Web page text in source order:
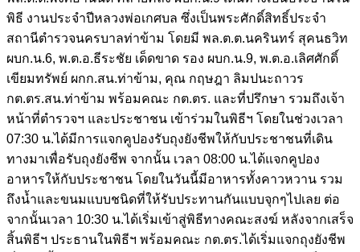
พิธี งานประจำปีหลวงพ่อเกศบล ซึ่งเป็นพระศักดิ์สิทธิ์ประจำ
สถานีตำรวจนครบาลท่าข้าม โดยมี พล.ต.ต.นครินทร์ สุคนธวิท
ผบก.น.6, พ.ต.อ.ธีระชัย เด็ดขาด รอง ผบก.น.9, พ.ต.อ.เลิศศักดิ์
เขียมทรัพย์ ผกก.สน.ท่าข้าม, คุณ กฤษฎา ลิมปนะถาวร
กต.ตร.สน.ท่าข้าม พร้อมคณะ กต.ตร. และที่ปรึกษา รวมถึงเจ้า
หน้าที่ตำรวจฯ และประชาชน เข้าร่วมในพิธีฯ โดยในช่วงเวลา
07:30 น.ได้มีการแจกคูปองรับถุงยังชีพให้กับประชาชนที่เดิน
ทางมาเพื่อรับถุงยังชีพ จากนั้น เวลา 08:00 น.ได้แจกคูปอง
อาหารให้กับประชาชน โดยในวันนี้มีอาหารทั้งคาวหวาน รวม
ถึงน้ำและขนมแบบชนิดที่ให้รับประทานกันแบบจุกๆไปเลย ต่อ
จากนั้นเวลา 10:30 น.ได้เริ่มเข้าสู่พิธีทางคณะสงฆ์ หลังจากเสร็จ
สิ้นพิธีฯ ประธานในพิธีฯ พร้อมคณะ กต.ตร.ได้เริ่มแจกถุงยังชีพ